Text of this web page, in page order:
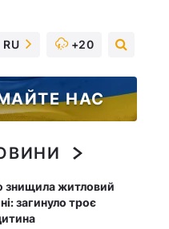
RU +20
НАС
знищила житловий
загинуло троє